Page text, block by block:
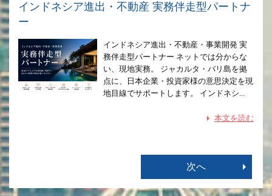
インドネシア進出・不動産 実務伴走型パートナ
ー
インドネシア進出・不動産・事業開発 実
務伴走型パートナー ネットでは分からな
い、現地実務。 ジャカルタ・バリ島を拠
点に、日本企業・投資家様の意思決定を現
地目線でサポートします。 インドネシ...
本文を読む